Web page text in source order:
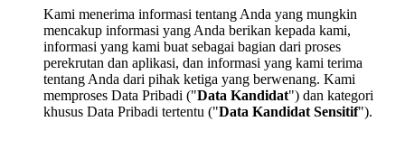
Kami menerima informasi tentang Anda yang mungkin
mencakup informasi yang Anda berikan kepada kami,
informasi yang kami buat sebagai bagian dari proses
perekrutan dan aplikasi, dan informasi yang kami terima
tentang Anda dari pihak ketiga yang berwenang. Kami
memproses Data Pribadi ("Data Kandidat") dan kategori
khusus Data Pribadi tertentu ("Data Kandidat Sensitif").